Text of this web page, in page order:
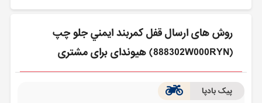
روش های ارسال قفل كمربند ايمني جلو چپ
(888302W000RYN) هیوندای برای مشتری
پیک بادپا